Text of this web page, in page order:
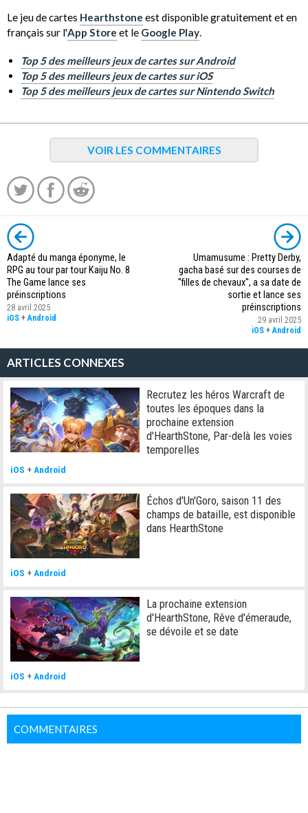
Le jeu de cartes Hearthstone est disponible gratuitement et en
français sur l'App Store et le Google Play.
Top 5 des meilleurs jeux de cartes sur Android
Top 5 des meilleurs jeux de cartes sur iOS
Top 5 des meilleurs jeux de cartes sur Nintendo Switch
VOIR LES COMMENTAIRES
Adapté du manga éponyme, le
RPG au tour par tour Kaiju No. 8
The Game lance ses
préinscriptions
28 avril 2025
iOS +Android
Umamusume : Pretty Derby,
gacha basé sur des courses de
''filles de chevaux'', a sa date de
sortie et lance ses
préinscriptions
29 avril 2025
iOS +Android
ARTICLES CONNEXES
Recrutez les héros Warcraft de
toutes les époques dans la
prochaine extension
d'HearthStone, Par-delà les voies
temporelles
iOS + Android
Échos d'Un'Goro, saison 11 des
champs de bataille, est disponible
dans HearthStone
iOS +Android
La prochaine extension
d'HearthStone, Rêve d'émeraude,
se dévoile et se date
iOS +Android
COMMENTAIRES